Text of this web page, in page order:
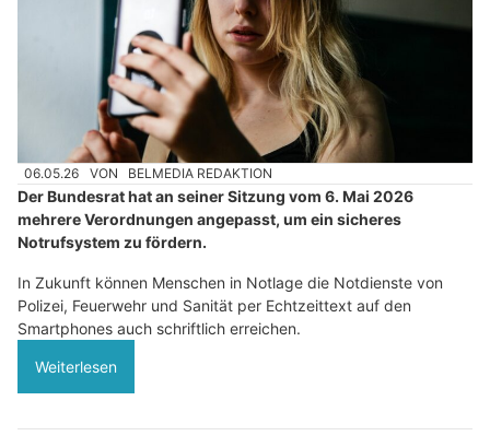
06.05.26 VON BELMEDIA REDAKTION
Der Bundesrat hat an seiner Sitzung vom 6. Mai 2026
mehrere Verordnungen angepasst, um ein sicheres
Notrufsystem zu fördern.
In Zukunft können Menschen in Notlage die Notdienste von
Polizei, Feuerwehr und Sanität per Echtzeittext auf den
Smartphones auch schriftlich erreichen.
Weiterlesen